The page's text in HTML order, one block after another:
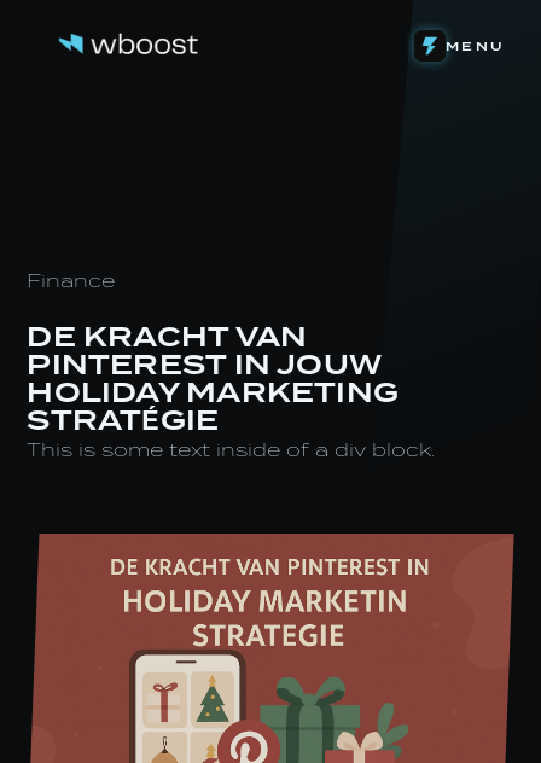
MENU
Finance
DE KRACHT VAN
PINTEREST IN JOUW
HOLIDAY MARKETING
STRATÉGIE
This is some text inside of a div block.